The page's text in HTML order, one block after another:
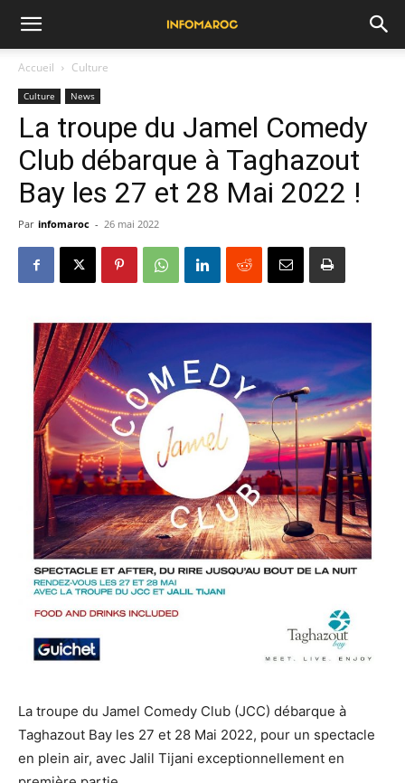
Accueil Culture
Culture News
La troupe du Jamel Comedy
Club débarque à Taghazout
Bay les 27 et 28 Mai 2022 !
Par infomaroc - 26 mai 2022
La troupe du Jamel Comedy Club (JCC) débarque à
Taghazout Bay les 27 et 28 Mai 2022, pour un spectacle
en plein air, avec Jalil Tijani exceptionnellement en